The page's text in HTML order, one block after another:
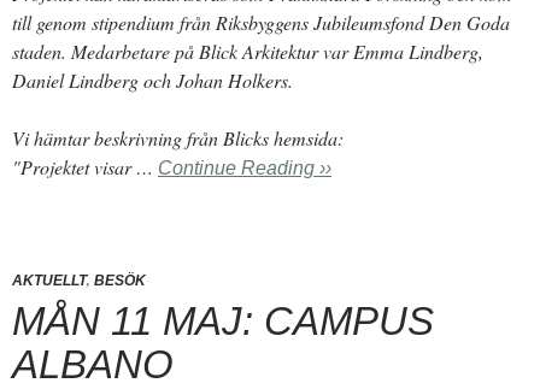
till genom stipendium från Riksbyggens Jubileumsfond Den Goda
staden. Medarbetare på Blick Arkitektur var Emma Lindberg,
Daniel Lindberg och Johan Holkers.
Vi hämtar beskrivning från Blicks hemsida:
"Projektet visar … Continue Reading ››
AKTUELLT, BESÖK
MÅN 11 MAJ: CAMPUS
ALBANO